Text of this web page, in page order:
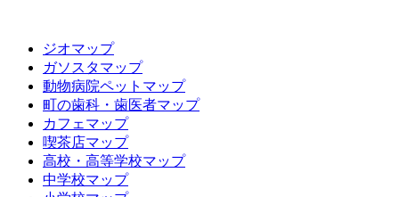
ジオマップ
ガソスタマップ
動物病院ペットマップ
町の歯科・歯医者マップ
カフェマップ
喫茶店マップ
高校・高等学校マップ
中学校マップ